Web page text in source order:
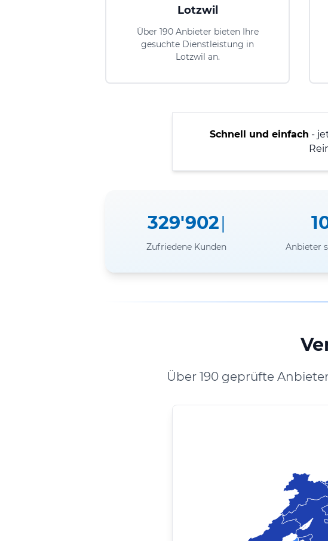
Lotzwil
Über 190 Anbieter bieten Ihre
gesuchte Dienstleistung in
Lotzwil an.
Schnell und einfach -
329'902
Zufriedene Kunden Anbieter
Über 190 geprüfte